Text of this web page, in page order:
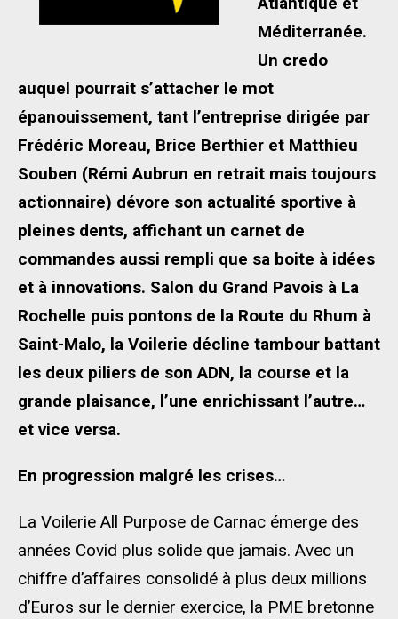
Méditerranée.
Un credo
auquel pourrait s’attacher le mot
épanouissement, tant l’entreprise dirigée par
Frédéric Moreau, Brice Berthier et Matthieu
Souben (Rémi Aubrun en retrait mais toujours
actionnaire) dévore son actualité sportive à
pleines dents, affichant un carnet de
commandes aussi rempli que sa boite à idées
et à innovations. Salon du Grand Pavois à La
Rochelle puis pontons de la Route du Rhum à
Saint-Malo, la Voilerie décline tambour battant
les deux piliers de son ADN, la course et la
grande plaisance, l’une enrichissant l’autre…
et vice versa.
En progression malgré les crises…
La Voilerie All Purpose de Carnac émerge des
années Covid plus solide que jamais. Avec un
chiffre d’affaires consolidé à plus deux millions
d’Euros sur le dernier exercice, la PME bretonne